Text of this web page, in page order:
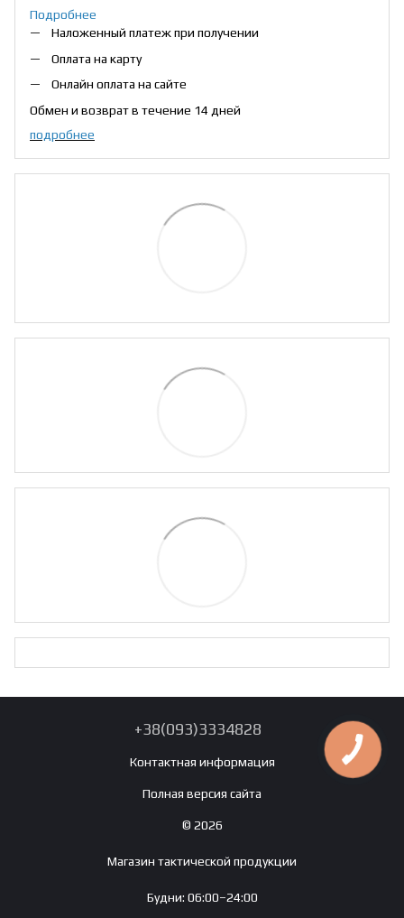
Подробнее
Наложенный платеж при получении
Оплата на карту
Онлайн оплата на сайте
Обмен и возврат в течение 14 дней
подробнее
+38(093)3334828
Контактная информация
Полная версия сайта
© 2026
Магазин тактической продукции
Будни: 06:00–24:00